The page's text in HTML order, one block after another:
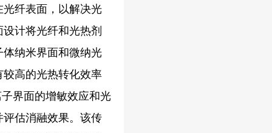
纤表面，以解决光
计将光纤和光热剂
纳米界面和微纳光
高的光热转化效率
界面的增敏效应和光
估消融效果。该传